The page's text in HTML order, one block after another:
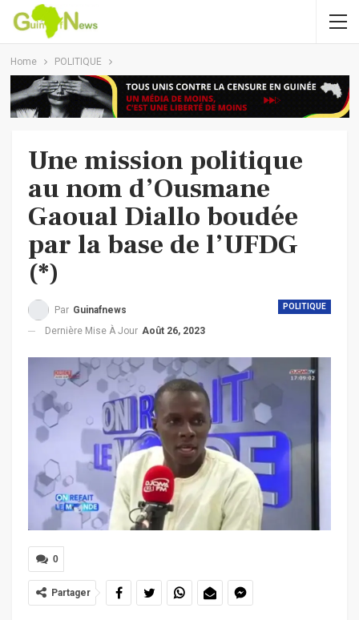
Home POLITIQUE
Une mission politique
au nom d’Ousmane
Gaoual Diallo boudée
par la base de l’UFDG
(*)
POLITIQUE
Par Guinafnews
Dernière Mise À Jour Août 26, 2023
0
Partager